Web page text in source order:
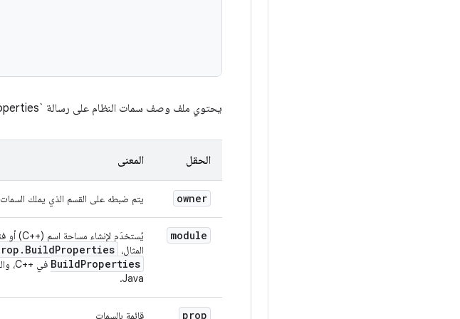
يحتوي ملف وصف سمات النظام على رسالة `properties` تصف مجموعة من السمات. في ما يلي معاني حقولها:
الحقل المعنى
owner يتم ضبطه على القسم الذي يملك
module
المثال،
. BuildProperties
BuildProperties في C++‎، والفئة
Java.
prop قائمة بالسمات